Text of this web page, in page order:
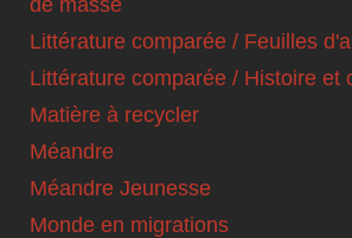
Littérature comparée / Feuilles
Littérature comparée / Histoire et
Matière à recycler
Méandre
Méandre Jeunesse
Monde en migrations